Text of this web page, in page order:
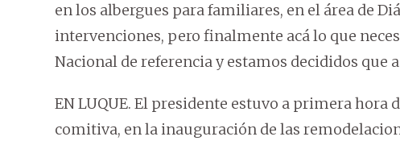
en los albergues para familiares, en el área de
intervenciones, pero finalmente acá lo que
Nacional de referencia y estamos decididos que
EN LUQUE. El presidente estuvo a primera hora
comitiva, en la inauguración de las